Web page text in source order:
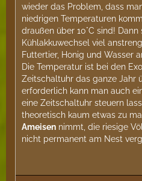
wieder das Problem, dass
niedrigen Temperaturen
draußen über 10°C sind!
Kühlakkuwechsel viel
Futtertier, Honig und Wasser
Die Temperatur ist bei den
Zeitschaltuhr das ganze Jahr
erforderlich kann man auch
eine Zeitschaltuhr steuern
theoretisch kaum etwas zu
Ameisen nimmt, die riesige
nicht permanent am Nest